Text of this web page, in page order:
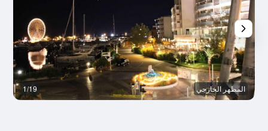
المظهر الخارجي 1/19